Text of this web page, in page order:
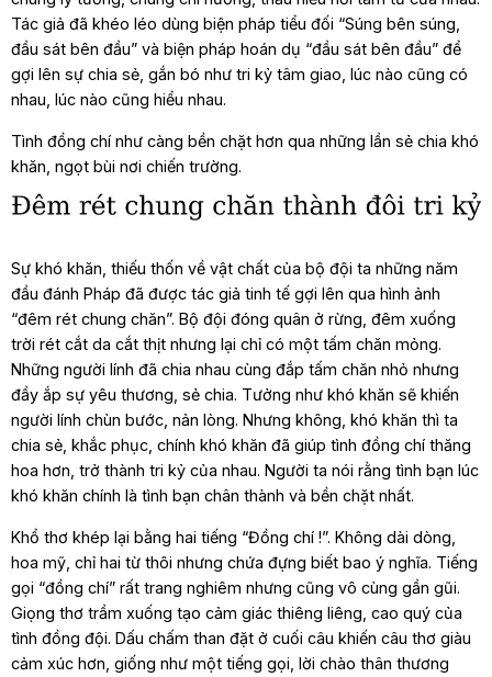
Tác giả đã khéo léo dùng biện pháp tiểu đối “Súng bên súng,
đầu sát bên đầu” và biện pháp hoán dụ “đầu sát bên đầu” để
gợi lên sự chia sẻ, gắn bó như tri kỷ tâm giao, lúc nào cũng có
nhau, lúc nào cũng hiểu nhau.
Tình đồng chí như càng bền chặt hơn qua những lần sẻ chia khó
khăn, ngọt bùi nơi chiến trường.
Sự khó khăn, thiếu thốn về vật chất của bộ đội ta những năm
đầu đánh Pháp đã được tác giả tinh tế gợi lên qua hình ảnh
“đêm rét chung chăn”. Bộ đội đóng quân ở rừng, đêm xuống
trời rét cắt da cắt thịt nhưng lại chỉ có một tấm chăn mỏng.
Những người lính đã chia nhau cùng đắp tấm chăn nhỏ nhưng
đầy ắp sự yêu thương, sẻ chia. Tưởng như khó khăn sẽ khiến
người lính chùn bước, nản lòng. Nhưng không, khó khăn thì ta
chia sẻ, khắc phục, chính khó khăn đã giúp tình đồng chí thăng
hoa hơn, trở thành tri kỷ của nhau. Người ta nói rằng tình bạn lúc
khó khăn chính là tình bạn chân thành và bền chặt nhất.
Khổ thơ khép lại bằng hai tiếng “Đồng chí !”. Không dài dòng,
hoa mỹ, chỉ hai từ thôi nhưng chứa đựng biết bao ý nghĩa. Tiếng
gọi “đồng chí” rất trang nghiêm nhưng cũng vô cùng gần gũi.
Giọng thơ trầm xuống tạo cảm giác thiêng liêng, cao quý của
tình đồng đội. Dấu chấm than đặt ở cuối câu khiến câu thơ giàu
cảm xúc hơn, giống như một tiếng gọi, lời chào thân thương